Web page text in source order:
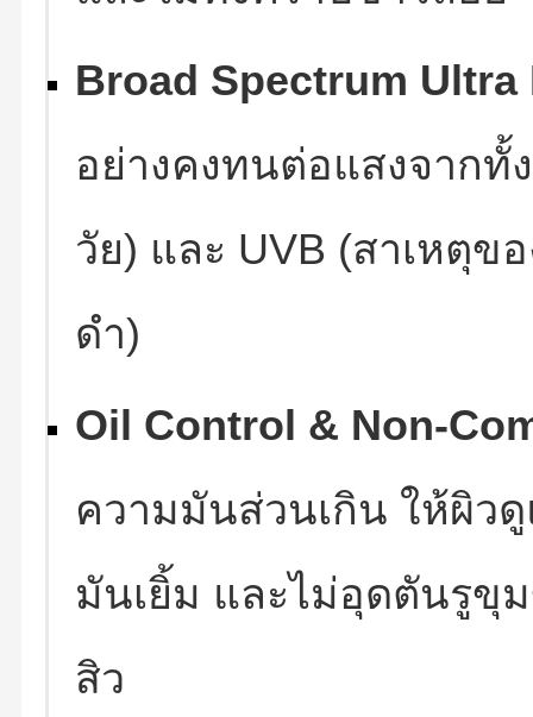
Broad Spectrum
อย่างคงทนต่อแสงจากทั้
วัย) และ UVB (สาเหตุข
ดำ)
Oil Control & Non-
ความมันส่วนเกิน ให้ผิว
มันเยิ้ม และไม่อุดตันรูขุ
สิว